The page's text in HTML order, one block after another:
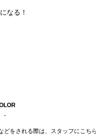
なる！
-
をされる際は、スタッフにこち